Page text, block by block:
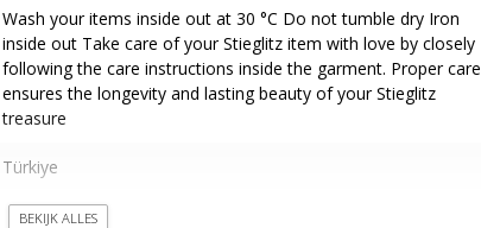
Wash your items inside out at 30 °C Do not tumble dry Iron
inside out Take care of your Stieglitz item with love by closely
following the care instructions inside the garment. Proper care
ensures the longevity and lasting beauty of your Stieglitz
treasure
Türkiye
Om teleurstellingen, ruilingen en retouren te voorkomen mag
BEKIJK ALLES